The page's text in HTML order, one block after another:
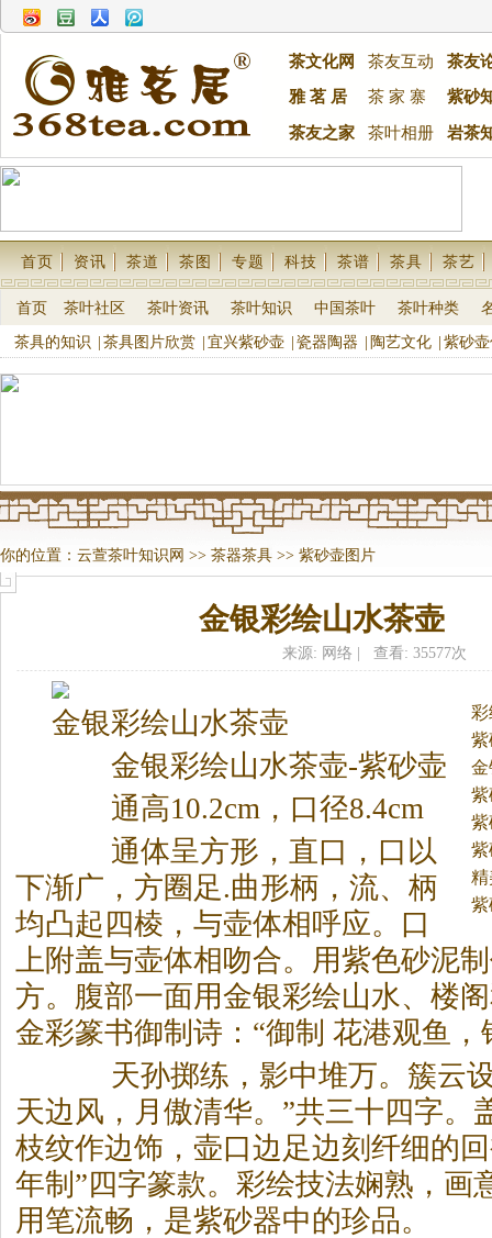
茶文化网 茶友互动
茶友
雅 茗 居
茶 家 寨 紫砂
茶友之家 茶叶相册 岩茶
首页 资讯 茶道 茶图 专题 科技 茶谱 茶具 茶艺
首页 茶叶社区 茶叶资讯 茶叶知识 中国茶叶 茶叶种类
茶具的知识 茶具图片欣赏 宜兴紫砂壶 瓷器陶器 陶艺文化 紫砂
你的位置： 云萱茶叶知识网 >> 茶器茶具 >> 紫砂壶图片
金银彩绘山水茶壶
来源: 网络 | 查看: 35577次
金银彩绘山水茶壶
金银彩绘山水茶壶-紫砂壶
通高10.2cm，口径8.4cm
通体呈方形，直口，口以
下渐广，方圈足.曲形柄，流、柄
均凸起四棱，与壶体相呼应。 口
上附盖与壶体相吻合。用紫色砂泥
方。腹部一面用金银彩绘山水、楼
金彩篆书御制诗：“御制 花港观鱼，
天孙掷练，影中堆万。簇云设
天边风，月傲清华。”共三十四字。
枝纹作边饰，壶口边足边刻纤细的
年制”四字篆款。彩绘技法娴熟，画
用笔流畅，是紫砂器中的珍品。